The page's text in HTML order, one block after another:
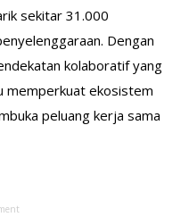
sekitar 31.000
Dengan
kolaboratif yang
memperkuat ekosistem
peluang kerja sama